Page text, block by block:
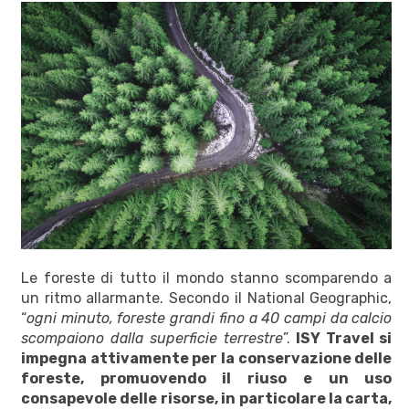
Le foreste di tutto il mondo stanno scomparendo a
un ritmo allarmante. Secondo il National Geographic,
“ogni minuto, foreste grandi fino a 40 campi da calcio
scompaiono dalla superficie terrestre”. ISY Travel si
impegna attivamente per la conservazione delle
foreste, promuovendo il riuso e un uso
consapevole delle risorse, in particolare la carta,